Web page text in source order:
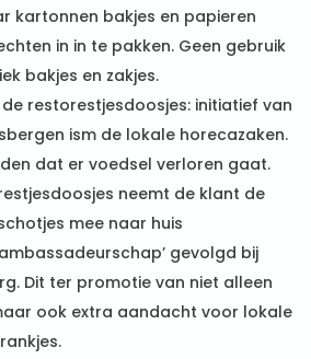
kartonnen bakjes en papieren
in in te pakken. Geen gebruik
bakjes en zakjes.
restorestjesdoosjes: initiatief van
ism de lokale horecazaken.
dat er voedsel verloren gaat.
neemt de klant de
mee naar huis
gevolgd bij
Dit ter promotie van niet alleen
ook extra aandacht voor lokale